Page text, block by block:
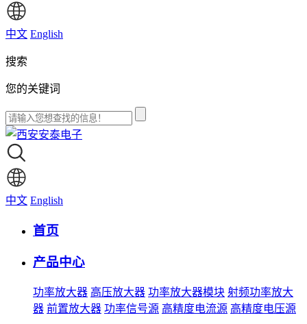
中文 English
搜索
您的关键词
中文 English
首页
产品中心
功率放大器 高压放大器 功率放大器模块 射频功率放大
器 前置放大器 功率信号源 高精度电流源 高精度电压源